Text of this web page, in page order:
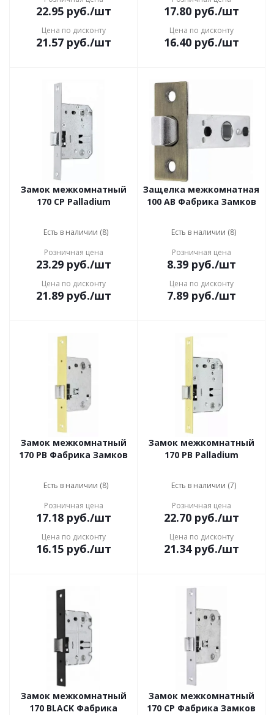
22.95руб./шт
Цена по дисконту
21.57руб./шт
17.80руб./шт
Цена по дисконту
16.40руб./шт
Замок межкомнатный
170 CP Palladium
Есть в наличии (8)
Розничная цена
23.29руб./шт
Цена по дисконту
21.89руб./шт
Защелка межкомнатная
100 AB Фабрика Замков
Есть в наличии (8)
Розничная цена
8.39руб./шт
Цена по дисконту
7.89руб./шт
Замок межкомнатный
170 PB Фабрика Замков
Есть в наличии (8)
Розничная цена
17.18руб./шт
Цена по дисконту
16.15руб./шт
Замок межкомнатный
170 PB Palladium
Есть в наличии (7)
Розничная цена
22.70руб./шт
Цена по дисконту
21.34руб./шт
Замок межкомнатный
170 BLACK Фабрика
Замок межкомнатный
170 CP Фабрика Замков